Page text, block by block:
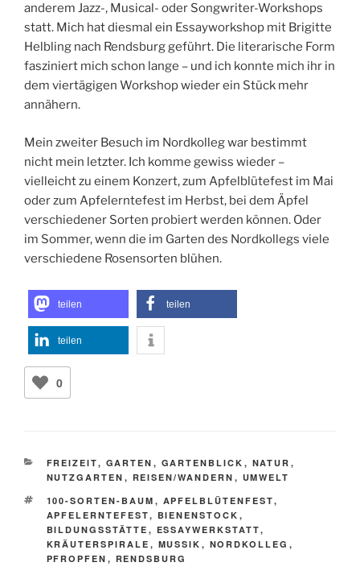
anderem Jazz-, Musical- oder Songwriter-Workshops
statt. Mich hat diesmal ein Essayworkshop mit Brigitte
Helbling nach Rendsburg geführt. Die literarische Form
fasziniert mich schon lange – und ich konnte mich ihr in
dem viertägigen Workshop wieder ein Stück mehr
annähern.
Mein zweiter Besuch im Nordkolleg war bestimmt
nicht mein letzter. Ich komme gewiss wieder –
vielleicht zu einem Konzert, zum Apfelblütefest im Mai
oder zum Apfelerntefest im Herbst, bei dem Äpfel
verschiedener Sorten probiert werden können. Oder
im Sommer, wenn die im Garten des Nordkollegs viele
verschiedene Rosensorten blühen.
teilen teilen
teilen
0
KATEGORIEN
FREIZEIT, GARTEN , GARTENBLICK , NATUR ,
NUTZGARTEN , REISEN/WANDERN , UMWELT
SCHLAGWÖRTER
100-SORTEN-BAUM , APFELBLÜTENFEST,
APFELERNTEFEST, BIENENSTOCK ,
BILDUNGSSTÄTTE , ESSAYWERKSTATT,
KRÄUTERSPIRALE , MUSSIK , NORDKOLLEG ,
PFROPFEN , RENDSBURG